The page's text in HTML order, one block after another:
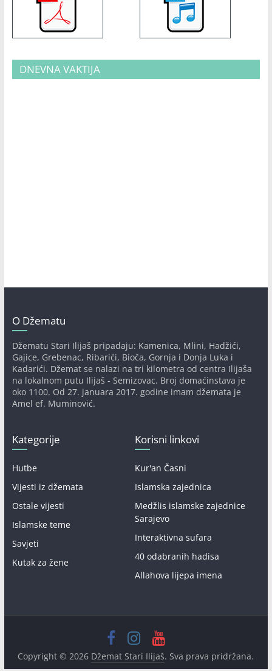
DNEVNA VAKTIJA
O Džematu
Džematu Stari Ilijaš pripadaju: Kamenica, Mlini, Hadžići,
Gajice, Grebenac, Ribarići, Bioča, Gornja i Donja Luka i
Kadarići. Džemat se nalazi na tri kilometra od centra Ilijaša
na lokalnom putu Ilijaš - Semizovac. Broj domaćinstava je
oko 1100. Od 27. januara 2017. godine imam džemata je
Amel ef. Muminović.
Kategorije
Hutbe
Vijesti iz džemata
Ostale vijesti
Islamske teme
Savjeti
Kutak za žene
Korisni linkovi
Kur'an Časni
Islamska zajednica
Medžlis islamske zajednice
Sarajevo
Interaktivna sufara
40 odabranih hadisa
Allahova lijepa imena
Copyright © 2026 Džemat Stari Ilijaš. Sva prava pridržana.